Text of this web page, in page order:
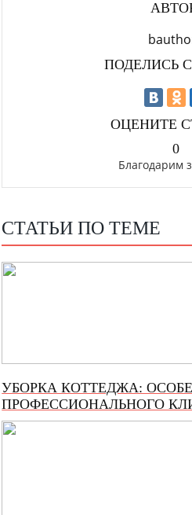
ПОДЕЛИСЬ
ОЦЕНИТЕ
0
Благодарим
СТАТЬИ ПО ТЕМЕ
УБОРКА КОТТЕДЖА:
ПРОФЕССИОНАЛЬНОГО